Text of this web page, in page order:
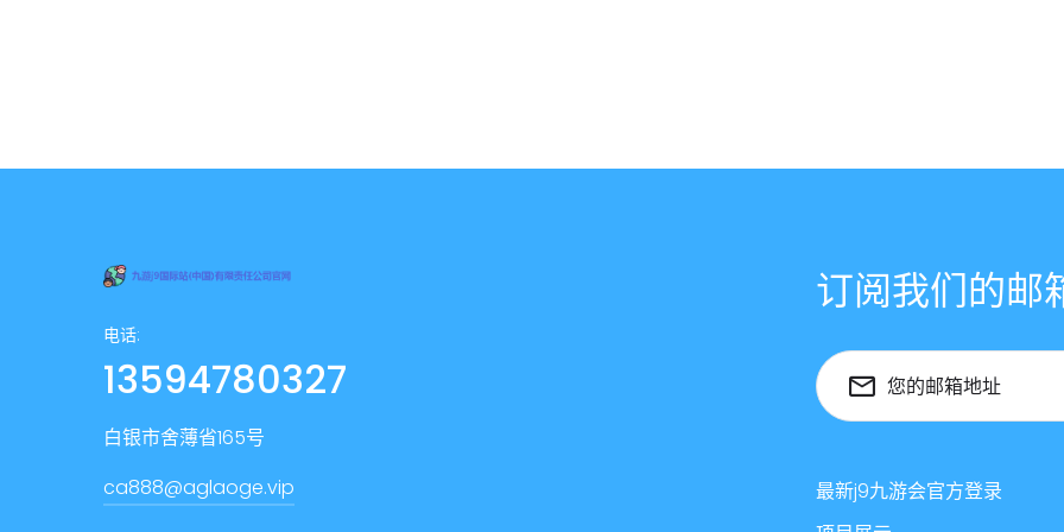
电话:
13594780327
白银市舍薄省165号
ca888@aglaoge.vip
订阅我们的邮
您的邮箱地址
最新j9九游会官方登录